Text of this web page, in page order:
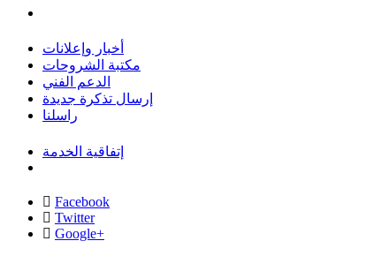
أخبار وإعلانات
مكتبة الشروحات
الدعم الفني
إرسال تذكرة جديدة
راسلنا
إتفاقية الخدمة
Facebook
Twitter
Google+